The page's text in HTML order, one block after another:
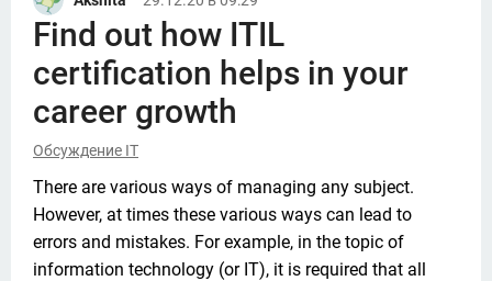
Find out how ITIL
certification helps in your
career growth
Обсуждение IT
There are various ways of managing any subject.
However, at times these various ways can lead to
errors and mistakes. For example, in the topic of
information technology (or IT), it is required that all